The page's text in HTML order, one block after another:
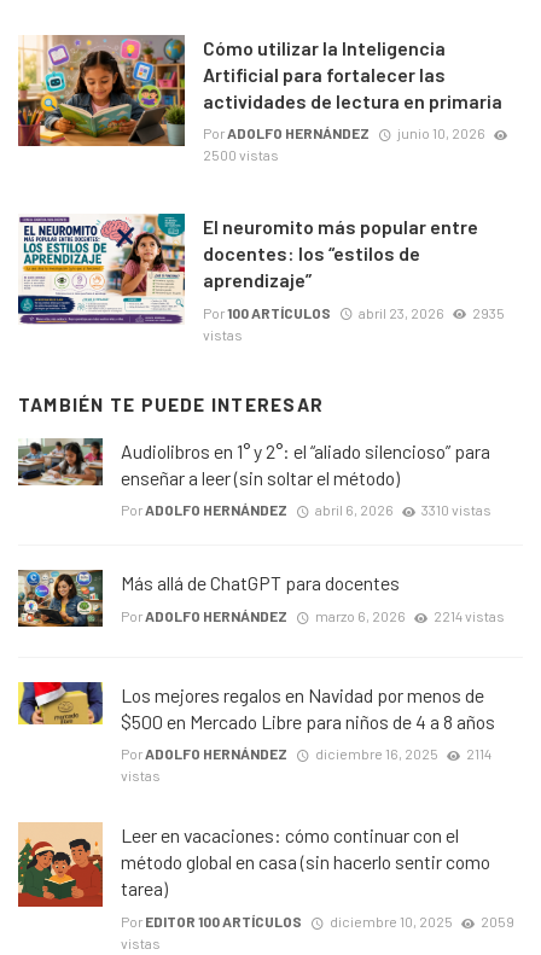
Cómo utilizar la Inteligencia
Artificial para fortalecer las
actividades de lectura en primaria
PorADOLFO HERNÁNDEZ
junio 10, 2026
2500 vistas
El neuromito más popular entre
docentes: los “estilos de
aprendizaje”
Por100 ARTÍCULOS abril 23, 2026
2935
vistas
TAMBIÉN TE PUEDE INTERESAR
Audiolibros en 1° y 2°: el “aliado silencioso” para
enseñar a leer (sin soltar el método)
PorADOLFO HERNÁNDEZ abril 6, 2026 3310 vistas
Más allá de ChatGPT para docentes
Por ADOLFO HERNÁNDEZ marzo 6, 2026 2214 vistas
Los mejores regalos en Navidad por menos de
$500 en Mercado Libre para niños de 4 a 8 años
PorADOLFO HERNÁNDEZ diciembre 16, 2025
2114
vistas
Leer en vacaciones: cómo continuar con el
método global en casa (sin hacerlo sentir como
tarea)
Por EDITOR 100 ARTÍCULOS diciembre 10, 2025
2059
vistas